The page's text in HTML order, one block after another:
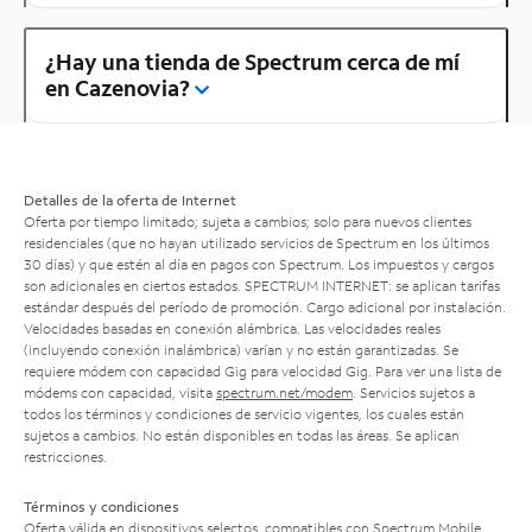
¿Hay una tienda de Spectrum cerca de mí
en Cazenovia?
Detalles de la oferta de Internet
Oferta por tiempo limitado; sujeta a cambios; solo para nuevos clientes
residenciales (que no hayan utilizado servicios de Spectrum en los últimos
30 días) y que estén al día en pagos con Spectrum. Los impuestos y cargos
son adicionales en ciertos estados. SPECTRUM INTERNET: se aplican tarifas
estándar después del período de promoción. Cargo adicional por instalación.
Velocidades basadas en conexión alámbrica. Las velocidades reales
(incluyendo conexión inalámbrica) varían y no están garantizadas. Se
requiere módem con capacidad Gig para velocidad Gig. Para ver una lista de
módems con capacidad, visita spectrum.net/modem . Servicios sujetos a
todos los términos y condiciones de servicio vigentes, los cuales están
sujetos a cambios. No están disponibles en todas las áreas. Se aplican
restricciones.
Términos y condiciones
Oferta válida en dispositivos selectos, compatibles con Spectrum Mobile.